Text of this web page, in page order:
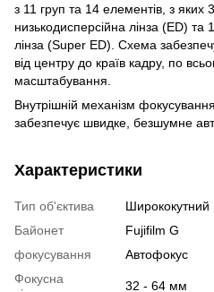
з 11 груп та 14 елементів, з яких
низькодисперсійна лінза (ED) та
лінза (Super ED). Схема
від центру до країв кадру, по
масштабування.
Внутрішній механізм
забезпечує швидке, безшумне
Характеристики
Тип об'єктива
Ширококутний
Байонет
Fujifilm G
фокусування
Автофокус
Фокусна
32 - 64 мм